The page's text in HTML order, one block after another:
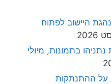
היישוב לפתוח
בתמונות, מיולי
על ההתנתקות